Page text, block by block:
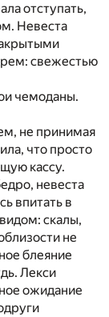
отступать,
Невеста
свежестью
чемоданы.
не принимая
что просто
кассу.
невеста
впитать в
скалы,
не
блеяние
Лекси
ожидание